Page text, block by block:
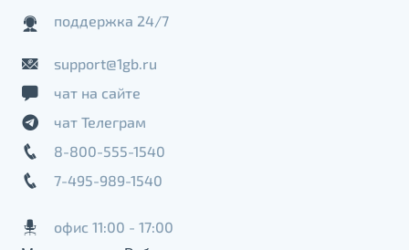
поддержка 24/7
support@1gb.ru
чат на сайте
чат Телеграм
8-800-555-1540
7-495-989-1540
офис 11:00 - 17:00